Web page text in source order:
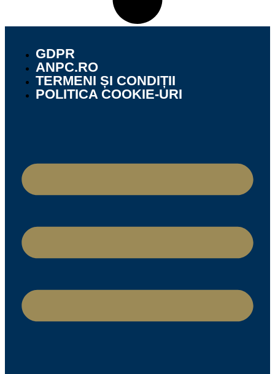
GDPR
ANPC.RO
TERMENI ȘI CONDIȚII
POLITICA COOKIE-URI